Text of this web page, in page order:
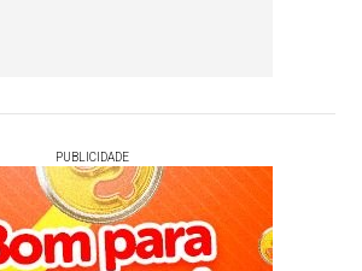
PUBLICIDADE